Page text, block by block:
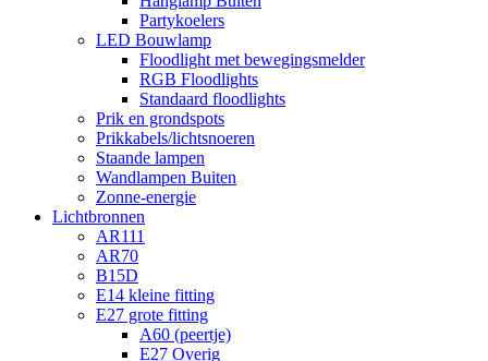
Partykoelers
LED Bouwlamp
Floodlight met bewegingsmelder
RGB Floodlights
Standaard floodlights
Prik en grondspots
Prikkabels/lichtsnoeren
Staande lampen
Wandlampen Buiten
Zonne-energie
Lichtbronnen
AR111
AR70
B15D
E14 kleine fitting
E27 grote fitting
A60 (peertje)
E27 Overig